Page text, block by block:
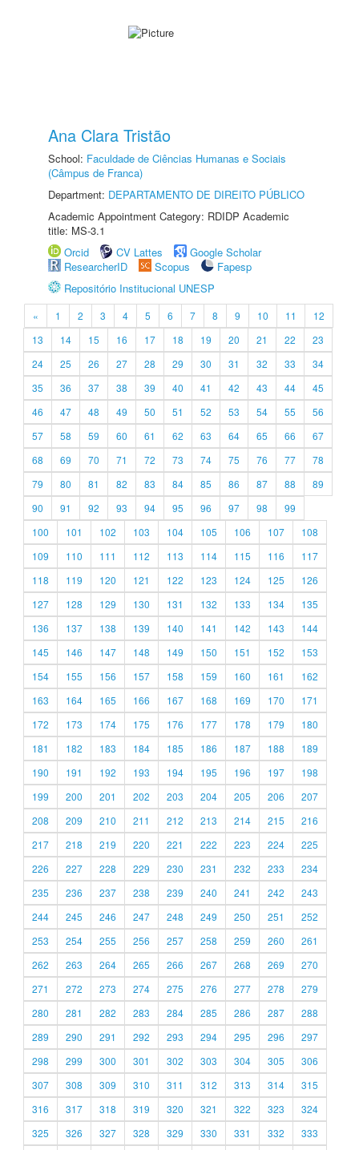
Ana Clara Tristão
School: Faculdade de Ciências Humanas e Sociais
(Câmpus de Franca)
Department: DEPARTAMENTO DE DIREITO PÚBLICO
Academic Appointment Category: RDIDP Academic
title: MS-3.1
Orcid
CV Lattes
Google Scholar
ResearcherID
Scopus
Fapesp
Repositório Institucional UNESP
« 1 2 3 4 5 6 7 8 9 10 11
12
13
14 15 16 17 18 19 20 21 22
23
24
25 26 27 28 29 30 31 32 33
34
35
36 37 38 39 40 41 42 43 44
45
46
47 48 49 50 51 52 53 54 55
56
57
58 59 60 61 62 63 64 65 66
67
68
69 70 71 72 73 74 75 76 77
78
79
80 81 82 83 84 85 86 87 88
89
90
91 92 93 94 95 96 97 98
99
100
101 102 103 104 105 106 107
108
109
110 111 112 113 114 115 116
117
118
119 120 121 122 123 124 125
126
127
128 129 130 131 132 133 134
135
136
137 138 139 140 141 142 143
144
145
146 147 148 149 150 151 152
153
154
155 156 157 158 159 160 161
162
163
164 165 166 167 168 169 170
171
172
173 174 175 176 177 178 179
180
181
182 183 184 185 186 187 188
189
190
191 192 193 194 195 196 197
198
199
200 201 202 203 204 205 206
207
208
209 210 211 212 213 214 215
216
217
218 219 220 221 222 223 224
225
226
227 228 229 230 231 232 233
234
235
236 237 238 239 240 241 242
243
244
245 246 247 248 249 250 251
252
253
254 255 256 257 258 259 260
261
262
263 264 265 266 267 268 269
270
271
272 273 274 275 276 277 278
279
280
281 282 283 284 285 286 287
288
289
290 291 292 293 294 295 296
297
298
299 300 301 302 303 304 305
306
307
308 309 310 311 312 313 314
315
316
317 318 319 320 321 322 323
324
325
326 327 328 329 330 331 332 333